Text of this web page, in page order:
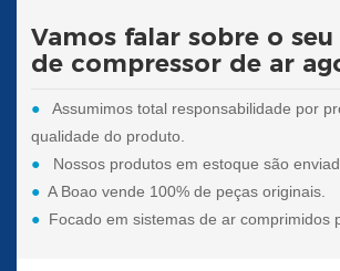
Vamos falar sobre o
de compressor de ar
●
Assumimos total responsabilidade por
qualidade do produto.
●
Nossos produtos em estoque são
●A Boao vende 100% de peças originais.
● Focado em sistemas de ar comprimidos